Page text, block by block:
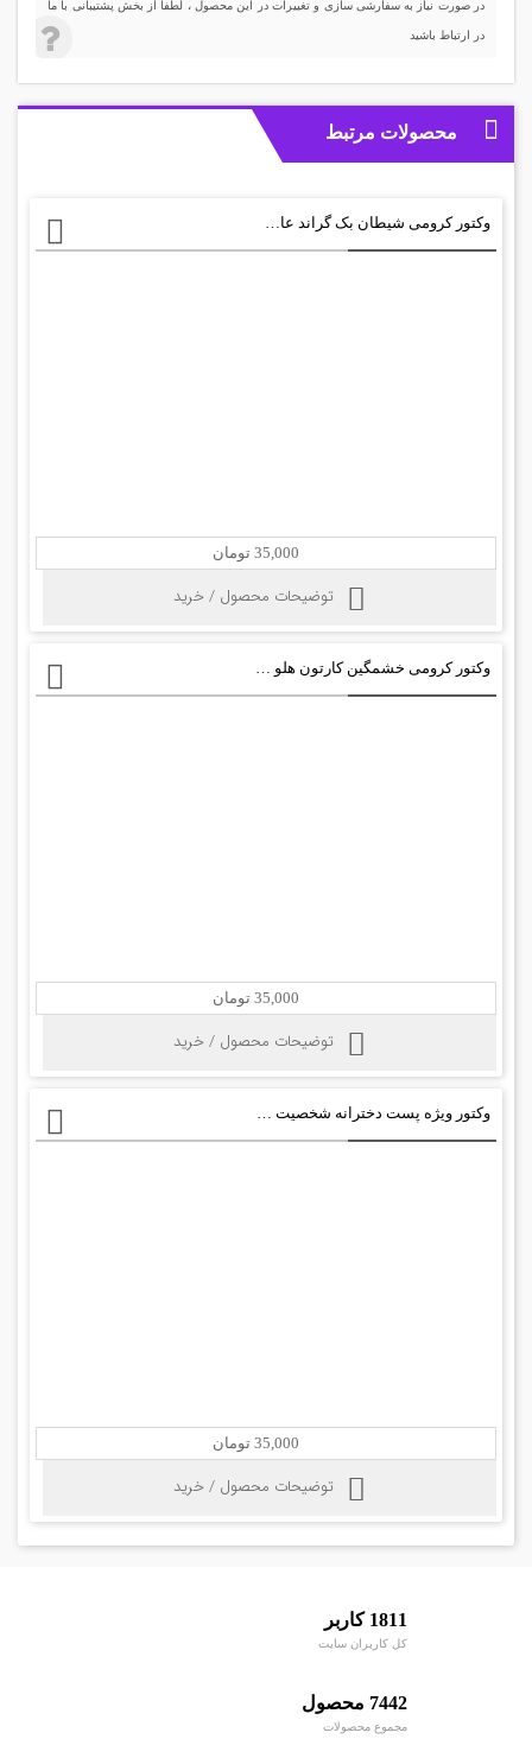
در صورت نیاز به سفارشی سازی و تغییرات در این محصول ، لطفا از بخش پشتیبانی با ما
در ارتباط باشید
محصولات مرتبط
35,000 تومان
توضیحات محصول / خرید
35,000 تومان
توضیحات محصول / خرید
35,000 تومان
توضیحات محصول / خرید
1811 کاربر
کل کاربران سایت
7442 محصول
مجموع محصولات